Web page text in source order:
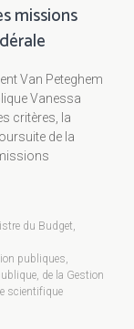
missions
Van Peteghem
Vanessa
critères, la
de la
du Budget,
publiques,
de la Gestion
scientifique